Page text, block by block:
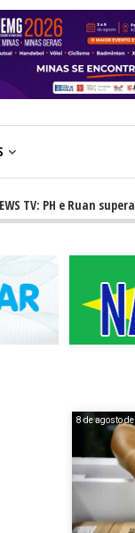
PH e Ruan superam
8 de agosto